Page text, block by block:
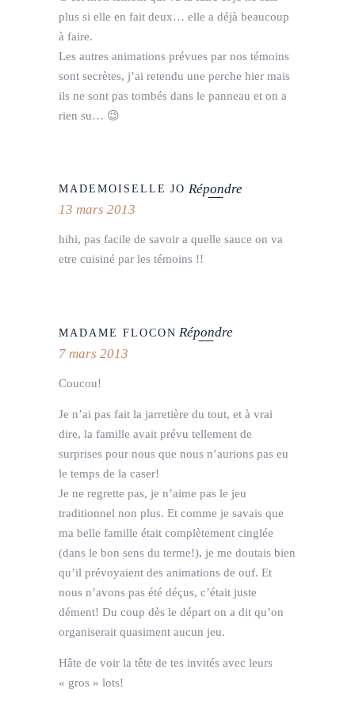
plus si elle en fait deux… elle a déjà beaucoup
à faire.
Les autres animations prévues par nos témoins
sont secrètes, j’ai retendu une perche hier mais
ils ne sont pas tombés dans le panneau et on a
rien su… 😉
MADEMOISELLE JO Répondre
13 mars 2013
hihi, pas facile de savoir a quelle sauce on va
etre cuisiné par les témoins !!
MADAME FLOCON Répondre
7 mars 2013
Coucou!
Je n’ai pas fait la jarretière du tout, et à vrai
dire, la famille avait prévu tellement de
surprises pour nous que nous n’aurions pas eu
le temps de la caser!
Je ne regrette pas, je n’aime pas le jeu
traditionnel non plus. Et comme je savais que
ma belle famille était complètement cinglée
(dans le bon sens du terme!), je me doutais bien
qu’il prévoyaient des animations de ouf. Et
nous n’avons pas été déçus, c’était juste
dément! Du coup dès le départ on a dit qu’on
organiserait quasiment aucun jeu.
Hâte de voir la tête de tes invités avec leurs
« gros » lots!